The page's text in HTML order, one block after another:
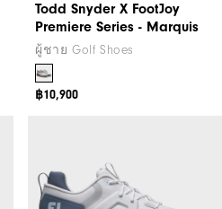
Todd Snyder X FootJoy
Premiere Series - Marquis
ผู้ชาย Golf Shoes
฿10,900